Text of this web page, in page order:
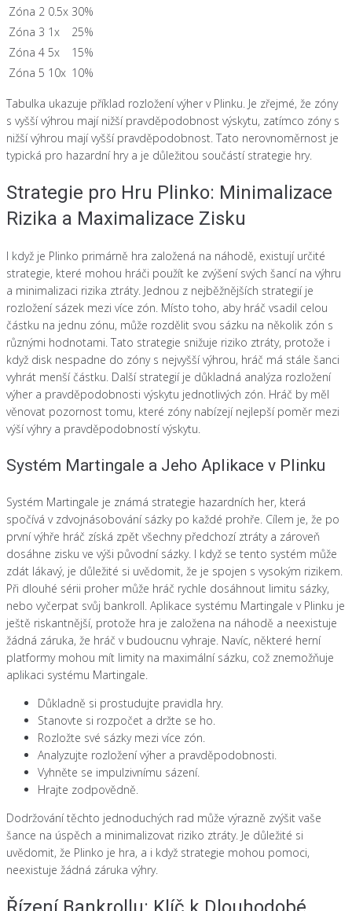
Zóna 2 0.5x 30%
Zóna 3 1x
25%
Zóna 4 5x
15%
Zóna 5 10x 10%
Tabulka ukazuje příklad rozložení výher v Plinku. Je zřejmé, že zóny
s vyšší výhrou mají nižší pravděpodobnost výskytu, zatímco zóny s
nižší výhrou mají vyšší pravděpodobnost. Tato nerovnoměrnost je
typická pro hazardní hry a je důležitou součástí strategie hry.
Strategie pro Hru Plinko: Minimalizace
Rizika a Maximalizace Zisku
I když je Plinko primárně hra založená na náhodě, existují určité
strategie, které mohou hráči použít ke zvýšení svých šancí na výhru
a minimalizaci rizika ztráty. Jednou z nejběžnějších strategií je
rozložení sázek mezi více zón. Místo toho, aby hráč vsadil celou
částku na jednu zónu, může rozdělit svou sázku na několik zón s
různými hodnotami. Tato strategie snižuje riziko ztráty, protože i
když disk nespadne do zóny s nejvyšší výhrou, hráč má stále šanci
vyhrát menší částku. Další strategií je důkladná analýza rozložení
výher a pravděpodobnosti výskytu jednotlivých zón. Hráč by měl
věnovat pozornost tomu, které zóny nabízejí nejlepší poměr mezi
výší výhry a pravděpodobností výskytu.
Systém Martingale a Jeho Aplikace v Plinku
Systém Martingale je známá strategie hazardních her, která
spočívá v zdvojnásobování sázky po každé prohře. Cílem je, že po
první výhře hráč získá zpět všechny předchozí ztráty a zároveň
dosáhne zisku ve výši původní sázky. I když se tento systém může
zdát lákavý, je důležité si uvědomit, že je spojen s vysokým rizikem.
Při dlouhé sérii proher může hráč rychle dosáhnout limitu sázky,
nebo vyčerpat svůj bankroll. Aplikace systému Martingale v Plinku je
ještě riskantnější, protože hra je založena na náhodě a neexistuje
žádná záruka, že hráč v budoucnu vyhraje. Navíc, některé herní
platformy mohou mít limity na maximální sázku, což znemožňuje
aplikaci systému Martingale.
Důkladně si prostudujte pravidla hry.
Stanovte si rozpočet a držte se ho.
Rozložte své sázky mezi více zón.
Analyzujte rozložení výher a pravděpodobnosti.
Vyhněte se impulzivnímu sázení.
Hrajte zodpovědně.
Dodržování těchto jednoduchých rad může výrazně zvýšit vaše
šance na úspěch a minimalizovat riziko ztráty. Je důležité si
uvědomit, že Plinko je hra, a i když strategie mohou pomoci,
neexistuje žádná záruka výhry.